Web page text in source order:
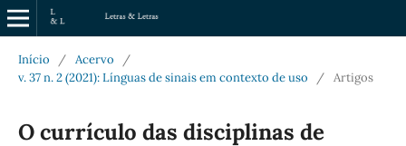
Início / Acervo
/
v. 37 n. 2 (2021): Línguas de sinais em contexto de uso
/ Artigos
O currículo das disciplinas de